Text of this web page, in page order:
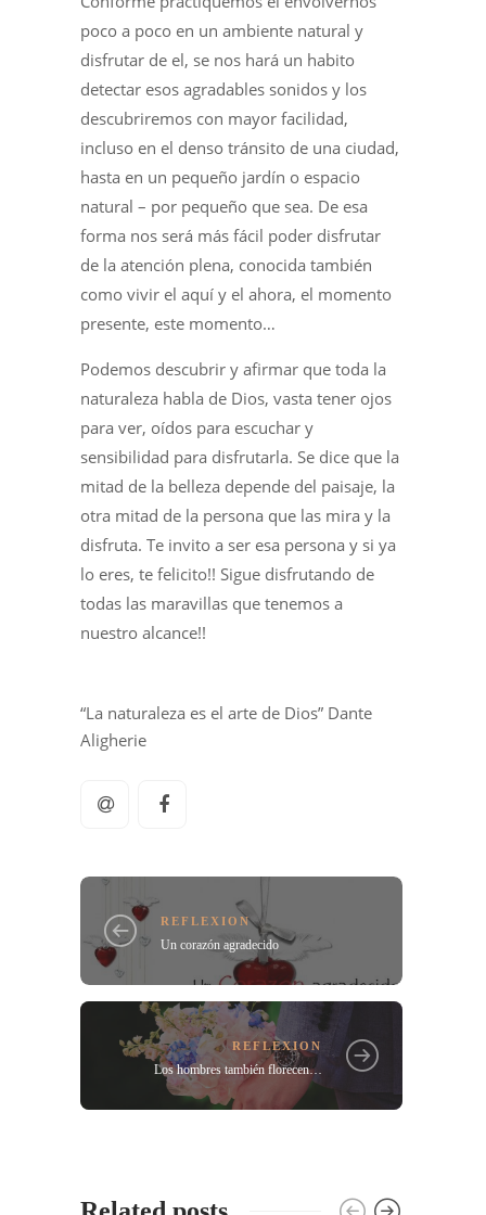
poco a poco en un ambiente natural y
disfrutar de el, se nos hará un habito
detectar esos agradables sonidos y los
descubriremos con mayor facilidad,
incluso en el denso tránsito de una ciudad,
hasta en un pequeño jardín o espacio
natural – por pequeño que sea. De esa
forma nos será más fácil poder disfrutar
de la atención plena, conocida también
como vivir el aquí y el ahora, el momento
presente, este momento…
Podemos descubrir y afirmar que toda la
naturaleza habla de Dios, vasta tener ojos
para ver, oídos para escuchar y
sensibilidad para disfrutarla. Se dice que la
mitad de la belleza depende del paisaje, la
otra mitad de la persona que las mira y la
disfruta. Te invito a ser esa persona y si ya
lo eres, te felicito!! Sigue disfrutando de
todas las maravillas que tenemos a
nuestro alcance!!
“La naturaleza es el arte de Dios” Dante
Aligherie
REFLEXION
Un corazón agradecido
REFLEXION
Los hombres también florecen…